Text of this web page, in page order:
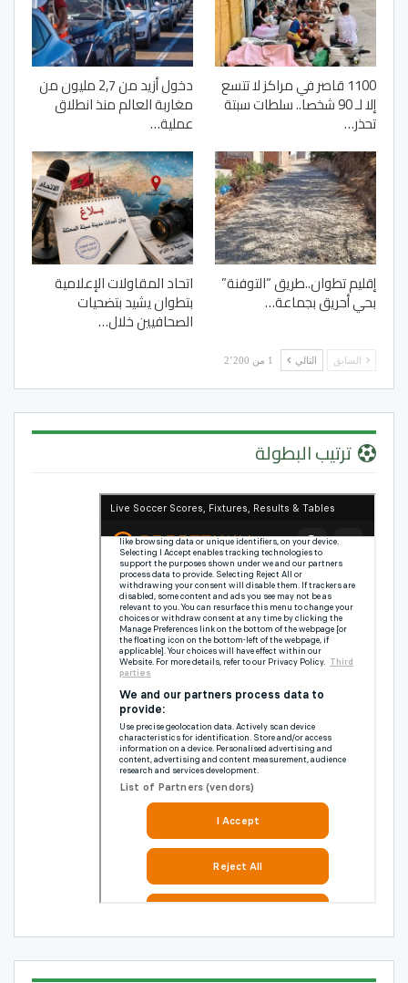
1100 قاصر في مراكز لا تتسع
إلا لـ 90 شخصا.. سلطات سبتة
تحذر…
دخول أزيد من 2,7 مليون من
مغاربة العالم منذ انطلاق
عملية…
إقليم تطوان..طريق “التوفنة”
بحي أحريق بجماعة…
اتحاد المقاولات الإعلامية
بتطوان يشيد بتضحيات
الصحافيين خلال…
السابق التالي 1 من 2٬200
ترتيب البطولة